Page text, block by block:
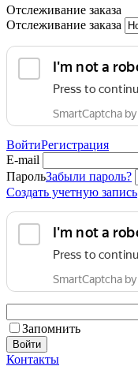
Отслеживание заказа
Отслеживание заказа
ВойтиРегистрация
E-mail
ПарольЗабыли пароль?
Создать учетную запись
Запомнить
Войти
Контакты